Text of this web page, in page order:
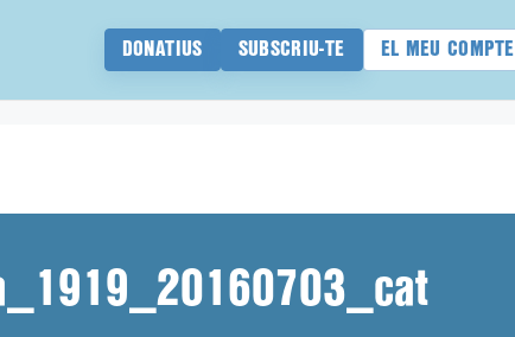
DONATIUS SUBSCRIU-TE EL MEU COMPTE